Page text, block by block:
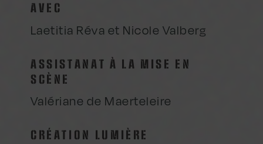
AVEC
Laetitia Réva et Nicole Valberg
ASSISTANAT À LA MISE EN
SCÈNE
Valériane de Maerteleire
CRÉATION LUMIÈRE